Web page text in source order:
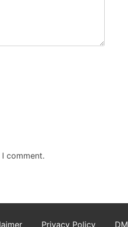
comment.
Privacy Policy